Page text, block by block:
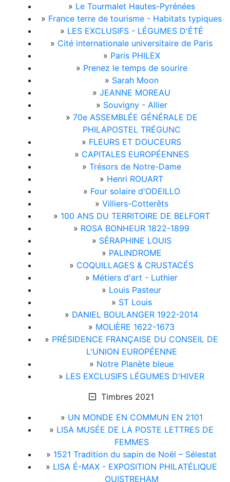
» Le Tourmalet Hautes-Pyrénées
» France terre de tourisme - Habitats typiques
» LES EXCLUSIFS - LÉGUMES D'ÉTÉ
» Cité internationale universitaire de Paris
» Paris PHILEX
» Prenez le temps de sourire
» Sarah Moon
» JEANNE MOREAU
» Souvigny - Allier
» 70e ASSEMBLÉE GÉNÉRALE DE
PHILAPOSTEL TRÉGUNC
» FLEURS ET DOUCEURS
» CAPITALES EUROPÉENNES
» Trésors de Notre-Dame
» Henri ROUART
» Four solaire d'ODEILLO
» Villiers-Cotterêts
» 100 ANS DU TERRITOIRE DE BELFORT
» ROSA BONHEUR 1822-1899
» SÉRAPHINE LOUIS
» PALINDROME
» COQUILLAGES & CRUSTACÉS
» Métiers d'art - Luthier
» Louis Pasteur
» ST Louis
» DANIEL BOULANGER 1922-2014
» MOLIÈRE 1622-1673
» PRÉSIDENCE FRANÇAISE DU CONSEIL DE
L'UNION EUROPÉENNE
» Notre Planète bleue
» LES EXCLUSIFS LÉGUMES D'HIVER
Timbres 2021
» UN MONDE EN COMMUN EN 2101
» LISA MUSÉE DE LA POSTE LETTRES DE
FEMMES
» 1521 Tradition du sapin de Noël – Sélestat
» LISA É-MAX - EXPOSITION PHILATÉLIQUE
OUISTREHAM